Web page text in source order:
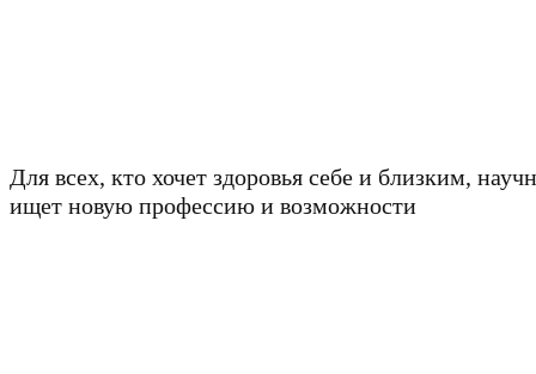
Для всех, кто хочет здоровья себе и близким,
ищет новую профессию и возможности